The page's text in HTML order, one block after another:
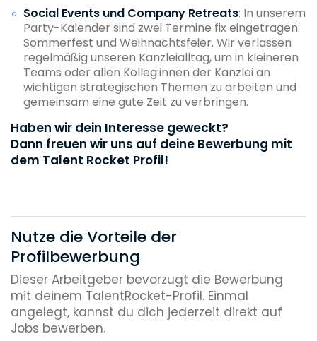
Social Events und Company Retreats: In unserem
Party-Kalender sind zwei Termine fix eingetragen:
Sommerfest und Weihnachtsfeier. Wir verlassen
regelmäßig unseren Kanzleialltag, um in kleineren
Teams oder allen Kolleg:innen der Kanzlei an
wichtigen strategischen Themen zu arbeiten und
gemeinsam eine gute Zeit zu verbringen.
Haben wir dein Interesse geweckt?
Dann freuen wir uns auf deine Bewerbung mit
dem Talent Rocket Profil!
Nutze die Vorteile der
Profilbewerbung
Dieser Arbeitgeber bevorzugt die Bewerbung
mit deinem TalentRocket-Profil. Einmal
angelegt, kannst du dich jederzeit direkt auf
Jobs bewerben.